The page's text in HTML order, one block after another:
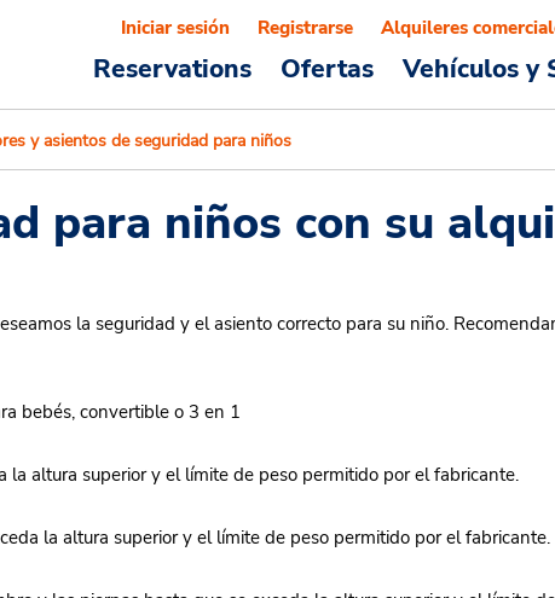
Reservations Ofertas Vehículos y
Iniciar sesión Registrarse Alquileres
y asientos de seguridad para niños
para niños con su
la seguridad y el asiento correcto para su niño.
bebés, convertible o 3 en 1
la altura superior y el límite de peso permitido por el fabricante.
la altura superior y el límite de peso permitido por el fabricante.